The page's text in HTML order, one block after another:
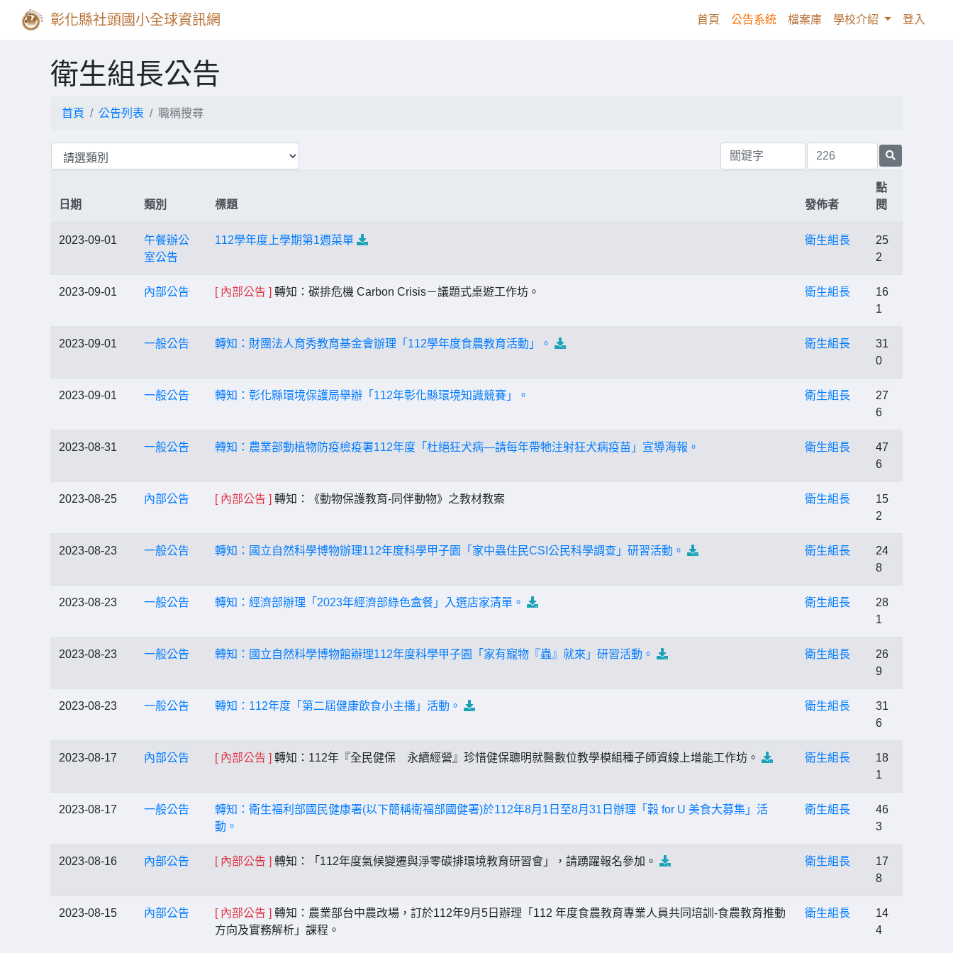
彰化縣社頭國小全球資訊網 首頁 (current)
公告系統 檔案庫 學校介紹 登入
衛生組長公告
首頁 公告列表 職稱搜尋
日期 類別 標題 發佈者
點
閱
2023-09-01
午餐辦公
室公告
112學年度上學期第1週菜單 衛生組長
25
2
2023-09-01 內部公告 [ 內部公告 ] 轉知：碳排危機 Carbon Crisis－議題式桌遊工作坊。 衛生組長
16
1
2023-09-01 一般公告 轉知：財團法人育秀教育基金會辦理「112學年度食農教育活動」。 衛生組長
31
0
2023-09-01 一般公告 轉知：彰化縣環境保護局舉辦「112年彰化縣環境知識競賽」。 衛生組長
27
6
2023-08-31 一般公告 轉知：農業部動植物防疫檢疫署112年度「杜絕狂犬病—請每年帶牠注射狂犬病疫苗」宣導海報。 衛生組長
47
6
2023-08-25 內部公告 [ 內部公告 ] 轉知：《動物保護教育-同伴動物》之教材教案 衛生組長
15
2
2023-08-23 一般公告 轉知：國立自然科學博物辦理112年度科學甲子園「家中蟲住民CSI公民科學調查」研習活動。 衛生組長
24
8
2023-08-23 一般公告 轉知：經濟部辦理「2023年經濟部綠色盒餐」入選店家清單。 衛生組長
28
1
2023-08-23 一般公告 轉知：國立自然科學博物館辦理112年度科學甲子園「家有寵物『蟲』就來」研習活動。 衛生組長
26
9
2023-08-23 一般公告 轉知：112年度「第二屆健康飲食小主播」活動。 衛生組長
31
6
2023-08-17 內部公告 [ 內部公告 ] 轉知：112年『全民健保 永續經營』珍惜健保聰明就醫數位教學模組種子師資線上增能工作坊。 衛生組長
18
1
2023-08-17 一般公告
轉知：衛生福利部國民健康署(以下簡稱衛福部國健署)於112年8月1日至8月31日辦理「穀 for U 美食大募集」活
動。
衛生組長
46
3
2023-08-16 內部公告 [ 內部公告 ] 轉知：「112年度氣候變遷與淨零碳排環境教育研習會」，請踴躍報名參加。 衛生組長
17
8
2023-08-15 內部公告 [ 內部公告 ] 轉知：農業部台中農改場，訂於112年9月5日辦理「112 年度食農教育專業人員共同培訓-食農教育推動
方向及實務解析」課程。
衛生組長
14
4